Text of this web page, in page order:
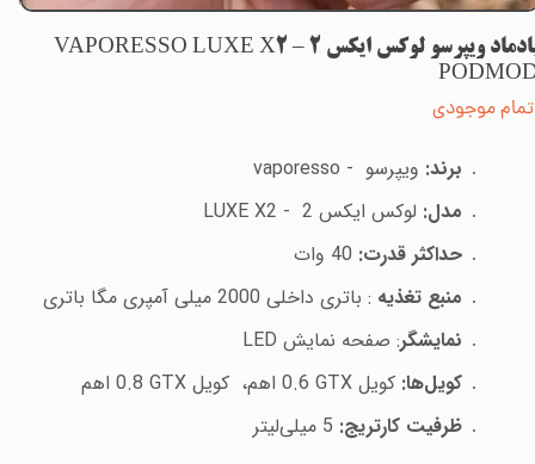
پادماد ویپرسو لوکس ایکس 2 – VAPORESSO LUXE X2
موجودی
برند: ویپرسو vaporesso -
مدل: لوکس ایکس 2
LUXE X2 -
حداکثر قدرت:
منبع تغذیه : باتری داخلی 2000 میلی آمپری مگا باتری
نمایشگر: صفحه نمایش LED
کویل‌ها: کویل GTX0.6 اهم، کویل GTX
0.8
اهم
ظرفیت کارتریج: 5 میلی‌لیتر